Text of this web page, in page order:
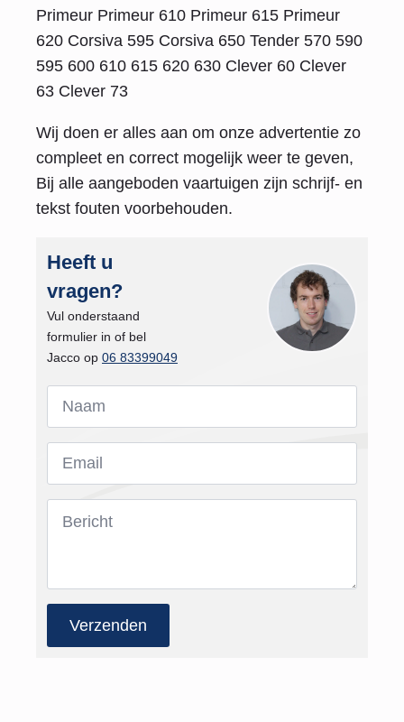
Primeur Primeur 610 Primeur 615 Primeur
620 Corsiva 595 Corsiva 650 Tender 570 590
595 600 610 615 620 630 Clever 60 Clever
63 Clever 73
Wij doen er alles aan om onze advertentie zo
compleet en correct mogelijk weer te geven,
Bij alle aangeboden vaartuigen zijn schrijf- en
tekst fouten voorbehouden.
Heeft u
vragen?
Vul onderstaand
formulier in of bel
Jacco op 06 83399049
Naam
Email
Bericht
Verzenden